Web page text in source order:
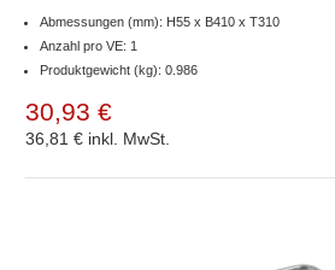
Abmessungen (mm): H55 x B410 x T310
Anzahl pro VE: 1
Produktgewicht (kg): 0.986
30,93 €
36,81 € inkl. MwSt.